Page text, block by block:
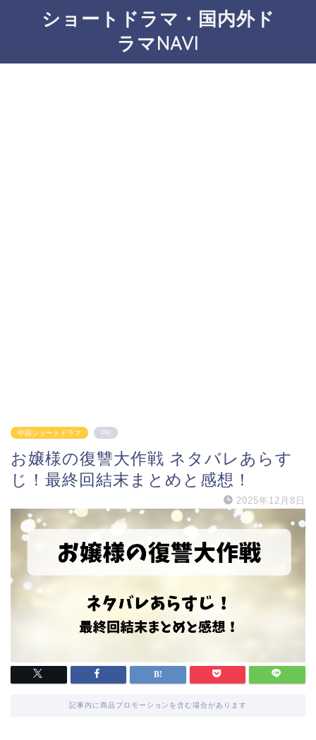
ショートドラマ・国内外ド
ラマNAVI
中国ショートドラマ PR
お嬢様の復讐大作戦 ネタバレあらす
じ！最終回結末まとめと感想！
2025年12月8日
記事内に商品プロモーションを含む場合があります